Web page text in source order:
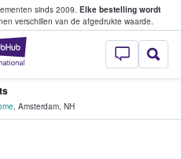
sinds 2009. Elke bestelling wordt
verschillen van de afgedrukte waarde.
StubHub: waar
, Amsterdam, NH